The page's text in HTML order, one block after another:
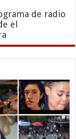
de radio
el